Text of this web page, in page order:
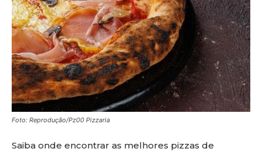
Foto: Reprodução/Pz00 Pizzaria
Saiba onde encontrar as melhores pizzas de